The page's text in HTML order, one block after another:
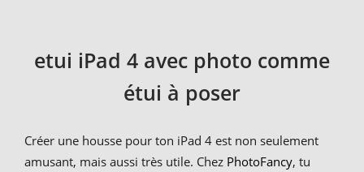
etui iPad 4 avec photo comme
étui à poser
Créer une housse pour ton iPad 4 est non seulement
amusant, mais aussi très utile. Chez PhotoFancy, tu